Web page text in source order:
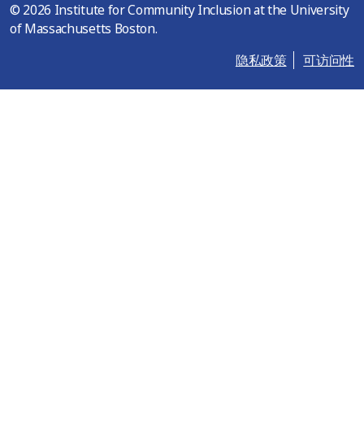
© 2026 Institute for Community Inclusion at the University
of Massachusetts Boston.
隐私政策
可访问性